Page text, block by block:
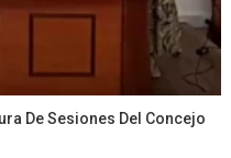
De Sesiones Del Concejo